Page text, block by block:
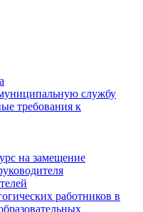
службу
требования к
на замещение
работников в